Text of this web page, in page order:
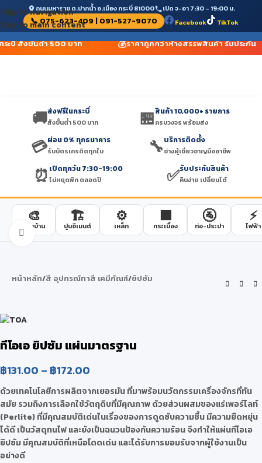
Skip to navigation
Skip to main content
ถนนมหาราช ต.ปากน้ำ อ.เมือง กระบี่ 81000 เปิด จ-อา 7:30 – 19:00 น.
📞 075-623-409 | 091-527-9070 Facebook TikTok
ระบี่ สั่งขั้นต่ำ 500 บาท 💰ราคาถูกกว่าห้างสรรพสินค้า รับประกัน
🚚ส่งฟรีในกระบี่
สั่งขั้นต่ำ 500 บาท 🏪สินค้า 10,000+ รายการ
ครบวงจร พร้อมส่ง
💳ผ่อน 0% ทุกธนาคาร
รับบัตรเครดิตทุกใบ 🔧บริการติดตั้ง
ช่างผู้เชี่ยวชาญมืออาชีพ
⏰ เปิดทุกวัน 7:30-19:00
ไม่หยุดพัก ตลอดปี ✅รับประกันสินค้า
คืนง่าย เปลี่ยนได้
🎨
สีทาบ้าน
🏗️
ปูนซีเมนต์
⚙️
เหล็ก
🟫
กระเบื้อง
🚰
ท่อ-ประปา
⚡
ไฟฟ้า
Click to enlarge
หน้าหลัก/สี อุปกรณ์ทาสี เคมีภัณฑ์/ยิปซัม
ทีโอเอ ยิปซัม แผ่นมาตรฐาน
฿131.00 – ฿172.00
ด้วยเทคโนโลยีการผลิตจากเยอรมัน ที่มาพร้อมนวัตกรรมเครื่องจักรที่ทัน
สมัย รวมถึงการเลือกใช้วัตถุดิบที่มีคุณภาพ ด้วยส่วนผสมของแร่เพอร์ไลท์
(Perlite) ที่มีคุณสมบัติเด่นในเรื่องของการดูดซับความชื้น มีความยืดหยุ่น
ได้ดี เป็นวัสดุทนไฟ และยังเป็นฉนวนป้องกันความร้อน จึงทำให้แผ่นทีโอเอ
ยิปซัม มีคุณสมบัติที่เหนือโดดเด่น และได้รับการยอมรับจากผู้ใช้งานเป็น
อย่างดี